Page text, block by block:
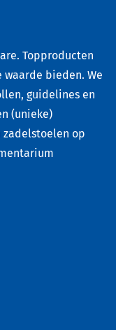
Topproducten
bieden. We
guidelines en
(unieke)
zadelstoelen op